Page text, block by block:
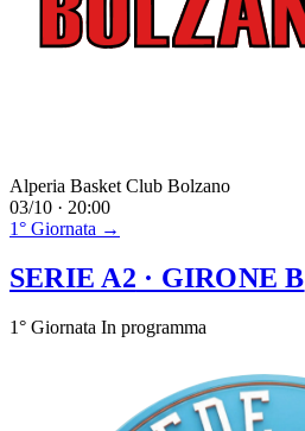
Alperia Basket Club Bolzano
03/10 · 20:00
1° Giornata →
SERIE A2 · GIRONE B
1° Giornata In programma